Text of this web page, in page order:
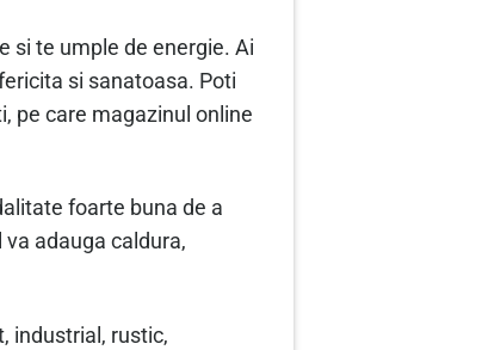
si te umple de energie. Ai
si sanatoasa. Poti
pe care magazinul online
foarte buna de a
adauga caldura,
industrial, rustic,